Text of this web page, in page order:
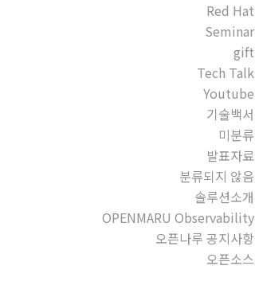
Red Hat
Seminar
gift
Tech Talk
Youtube
기술백서
미분류
발표자료
분류되지 않음
솔루션소개
OPENMARU Observability
오픈나루 공지사항
오픈소스